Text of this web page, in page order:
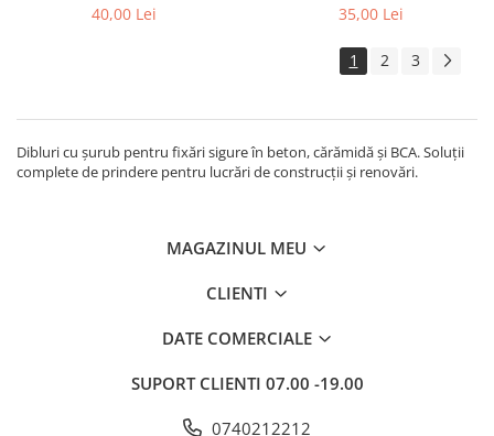
Accesorii distribuitoare
exterior, Moment One for All
40,00 Lei
Universal, interior / exterior,
35,00 Lei
1 2 3
Dibluri cu șurub pentru fixări sigure în beton, cărămidă și BCA. Soluții
complete de prindere pentru lucrări de construcții și renovări.
MAGAZINUL MEU
CLIENTI
DATE COMERCIALE
SUPORT CLIENTI 07.00 -19.00
0740212212